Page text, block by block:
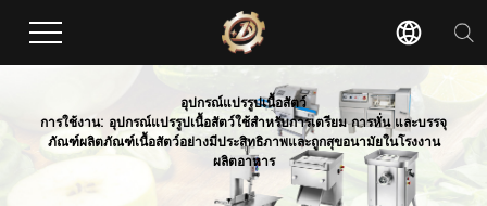
อุปกรณ์แปรรูปเนื้อสัตว์
การใช้งาน: อุปกรณ์แปรรูปเนื้อสัตว์ใช้สำหรับการเตรียม การหั่น และบรรจุ
ภัณฑ์ผลิตภัณฑ์เนื้อสัตว์อย่างมีประสิทธิภาพและถูกสุขอนามัยในโรงงาน
ผลิตอาหาร